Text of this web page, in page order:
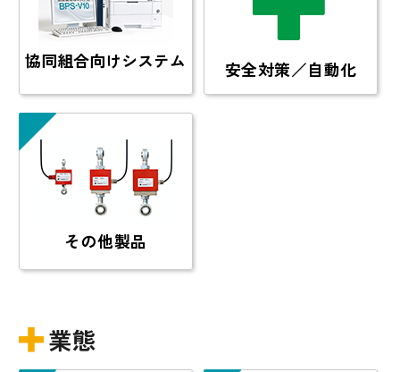
協同組合向けシステム 安全対策／自動化
その他製品
業態